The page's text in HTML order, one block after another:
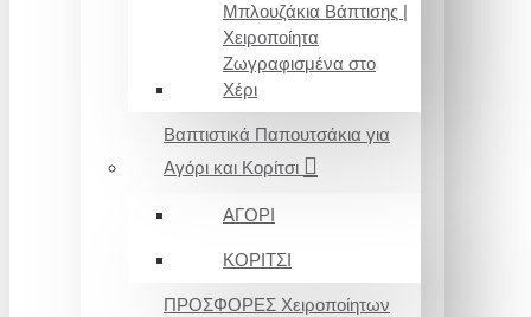
Μπλουζάκια Βάπτισης |
Χειροποίητα
Ζωγραφισμένα στο
Χέρι
Βαπτιστικά Παπουτσάκια για
Αγόρι και Κορίτσι
ΑΓΟΡΙ
ΚΟΡΙΤΣΙ
ΠΡΟΣΦΟΡΕΣ Χειροποίητων